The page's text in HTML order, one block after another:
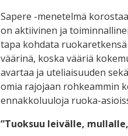
Sapere -menetelmä
on aktiivinen ja
tapa kohdata
väärinä, koska vääriä
avartaa ja uteliaisuuden
omia rajojaan rohkeammin
ennakkoluuloja ruoka-
”Tuoksuu leivälle,